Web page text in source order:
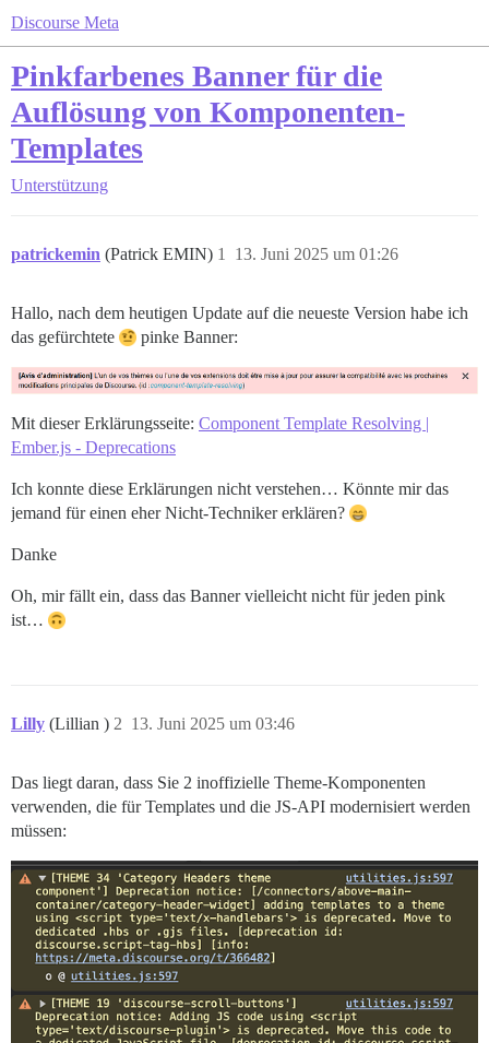
Discourse Meta
Pinkfarbenes Banner für die
Auflösung von Komponenten-
Templates
Unterstützung
patrickemin (Patrick EMIN) 13. Juni 2025 um 01:26
1
Hallo, nach dem heutigen Update auf die neueste Version habe ich
das gefürchtete
pinke Banner:
Mit dieser Erklärungsseite: Component Template Resolving |
Ember.js - Deprecations
Ich konnte diese Erklärungen nicht verstehen… Könnte mir das
jemand für einen eher Nicht-Techniker erklären?
Danke
Oh, mir fällt ein, dass das Banner vielleicht nicht für jeden pink
ist…
Lilly (Lillian ) 13. Juni 2025 um 03:46
2
Das liegt daran, dass Sie 2 inoffizielle Theme-Komponenten
verwenden, die für Templates und die JS-API modernisiert werden
müssen: